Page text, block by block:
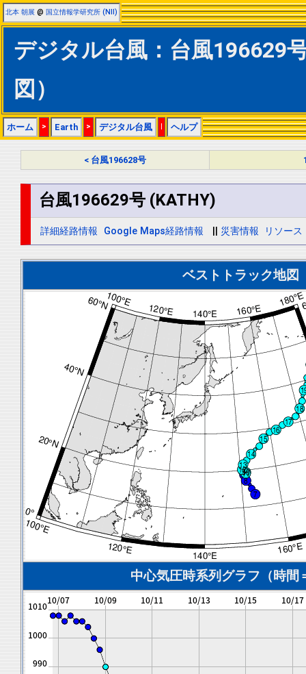
北本 朝展 @ 国立情報学研究所 (NII)
デジタル台風：台風196629
図）
ホーム > Earth > デジタル台風 | ヘルプ
< 台風196628号
台風196629号 (KATHY)
詳細経路情報 Google Maps経路情報 災害情報 リソース
ベストトラック地図
中心気圧時系列グラフ（時間